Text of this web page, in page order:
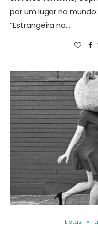
por um lugar no
“Estrangeira na…
Listas